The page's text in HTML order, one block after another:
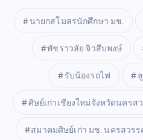
นายกสโมสรนักศึกษา มช.
พัชราวลัย จิวสืบพงษ์
รับน้องรถไฟ
ศิษย์เก่าเชียงใหม่จังหวัดนครส
สมาคมศิษย์เก่า มช. นครสวรร